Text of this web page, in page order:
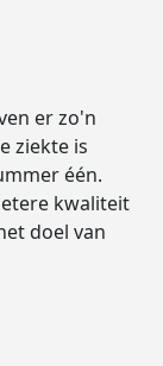
er zo'n
ziekte is
één.
kwaliteit
doel van